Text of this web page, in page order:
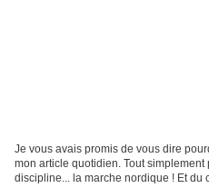
Je vous avais promis de vous dire
mon article quotidien. Tout
discipline... la marche nordique ! Et du